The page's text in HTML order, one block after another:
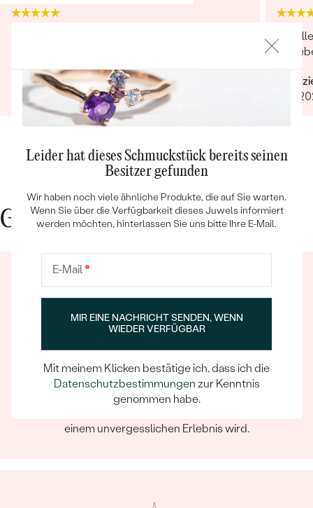
Bestseller
ANSEHEN
ABMESSUNGEN:
1.2mm (0.008ct) a 1.1mm (0.006ct)
FORM:
Rund
Diamant
ANZAHL:
3
ABMESSUNGEN:
Verifizierter Kunde
30.08.2020
Hat
war
Gute Gründe für Eppi
Ein Eppi-sches Erlebnis
Wenn Sie online oder persönlich einkaufen, können Sie
sich darauf verlassen, dass unser Team dafür sorgt,
einem unvergesslichen Erlebnis wird.
Leider hat dieses Schmuckstück bereits seinen
Besitzer gefunden
Wir haben noch viele ähnliche Produkte, die auf Sie warten.
Wenn Sie über die Verfügbarkeit dieses Juwels informiert
werden möchten, hinterlassen Sie uns bitte Ihre E-Mail.
E-Mail*
MIR EINE NACHRICHT SENDEN, WENN
WIEDER VERFÜGBAR
Mit meinem Klicken bestätige ich, dass ich die
Datenschutzbestimmungen zur Kenntnis
genommen habe.